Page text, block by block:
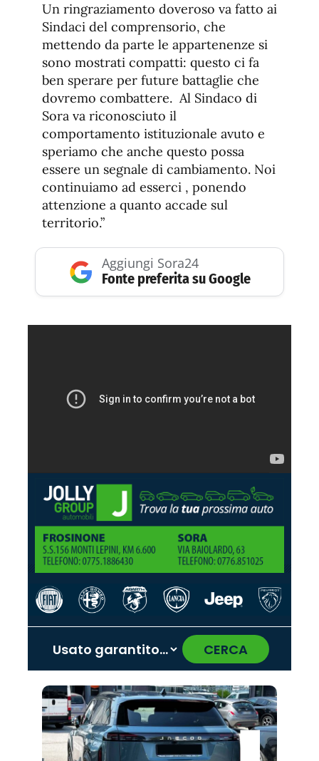
Un ringraziamento doveroso va fatto ai
Sindaci del comprensorio, che
mettendo da parte le appartenenze si
sono mostrati compatti: questo ci fa
ben sperare per future battaglie che
dovremo combattere. Al Sindaco di
Sora va riconosciuto il
comportamento istituzionale avuto e
speriamo che anche questo possa
essere un segnale di cambiamento. Noi
continuiamo ad esserci , ponendo
attenzione a quanto accade sul
territorio.”
Aggiungi Sora24
Fonte preferita su Google
CERCA
Promo
Cupra
Promo
Seat
Promo
Abarth
Promo
Fiat
Promo
Jaecoo
Promo
Alfa
Romeo
Promo
Omoda
Promo
Lancia
Promo
Jeep
Promo
Citroën
Promo
Hyundai
Promo
Mazda
Promo
Land
Rover
Promo
Opel
Promo
Peugeot
‹ ›